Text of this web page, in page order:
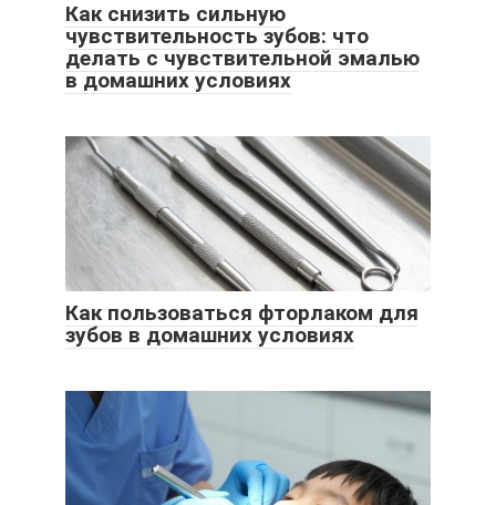
Как снизить сильную
чувствительность зубов: что
делать с чувствительной эмалью
в домашних условиях
Как пользоваться фторлаком для
зубов в домашних условиях